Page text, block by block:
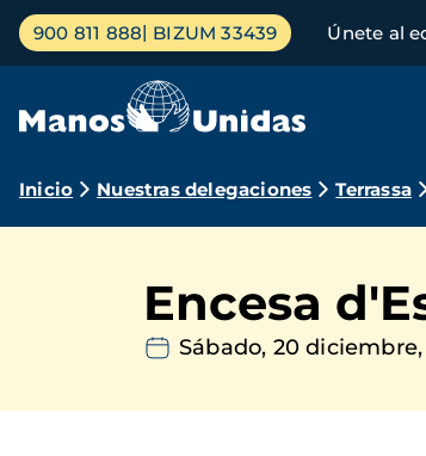
Pasar
contenido
Menú
principal
900 811 888 BIZUM 33439 Únete al
Ruta
navegación
Inicio Nuestras delegaciones Terrassa
Encesa
Sábado, 20 diciembre,